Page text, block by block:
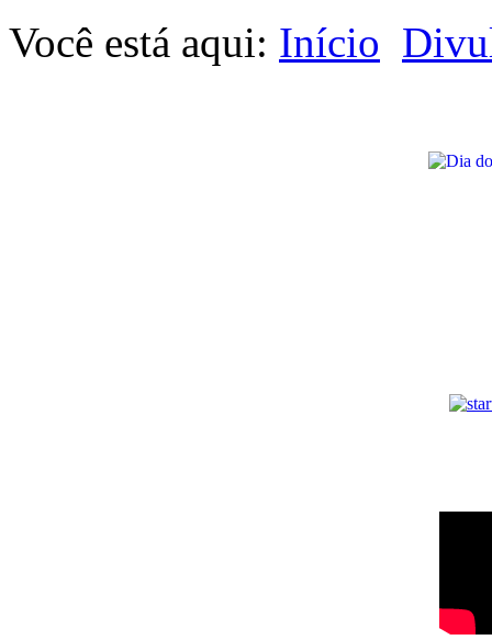
Você está aqui: Início